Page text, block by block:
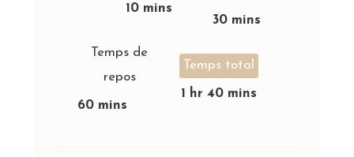
10 mins
30 mins
Temps de
repos
60 mins
Temps total
1 hr 40 mins